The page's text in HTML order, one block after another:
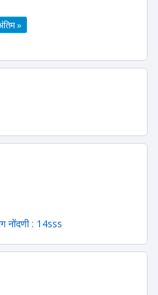
»
नोंदणी : 14sss